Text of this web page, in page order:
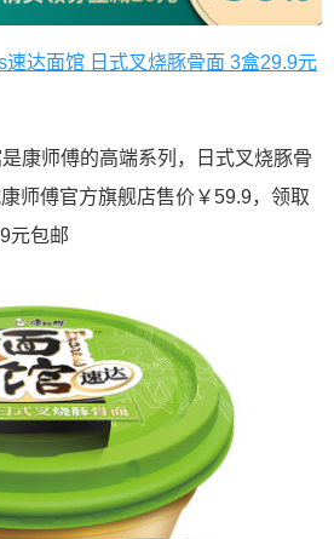
速达面馆 日式叉烧豚骨面 3盒29.9元
康师傅的高端系列，日式叉烧豚骨
师傅官方旗舰店售价￥59.9，领取
元包邮